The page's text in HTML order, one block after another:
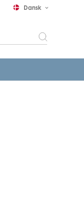
Dansk keyboard_arrow_down